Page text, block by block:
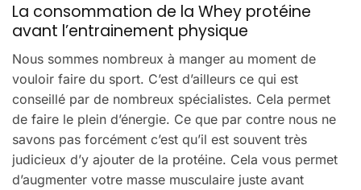
La consommation de la Whey protéine
avant l’entrainement physique
Nous sommes nombreux à manger au moment de
vouloir faire du sport. C’est d’ailleurs ce qui est
conseillé par de nombreux spécialistes. Cela permet
de faire le plein d’énergie. Ce que par contre nous ne
savons pas forcément c’est qu’il est souvent très
judicieux d’y ajouter de la protéine. Cela vous permet
d’augmenter votre masse musculaire juste avant